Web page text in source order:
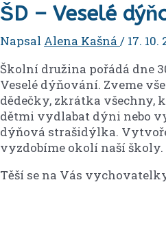
ŠD – Veselé
Napsal Alena Kašná / 17. 10.
Školní družina pořádá dne
Veselé dýňování. Zveme
dědečky, zkrátka všechny,
dětmi vydlabat dýni nebo
dýňová strašidýlka.
vyzdobíme okolí naší školy.
Těší se na Vás